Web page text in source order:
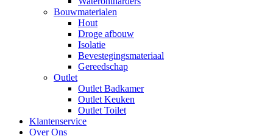
Bouwmaterialen
Hout
Droge afbouw
Isolatie
Bevestegingsmateriaal
Gereedschap
Outlet
Outlet Badkamer
Outlet Keuken
Outlet Toilet
Klantenservice
Over Ons